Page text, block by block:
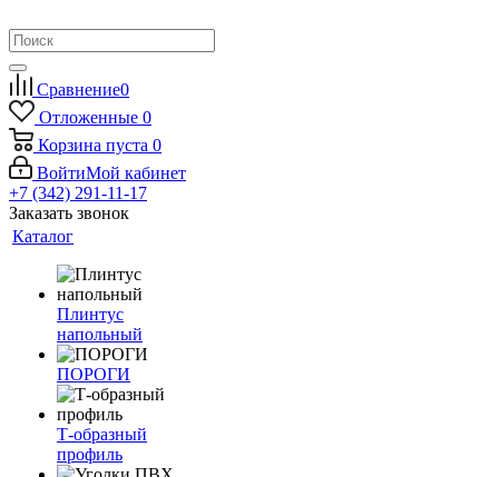
Сравнение0
Отложенные 0
Корзина пуста 0
ВойтиМой кабинет
+7 (342) 291-11-17
Заказать звонок
Каталог
Плинтус
напольный
ПОРОГИ
Т-образный
профиль